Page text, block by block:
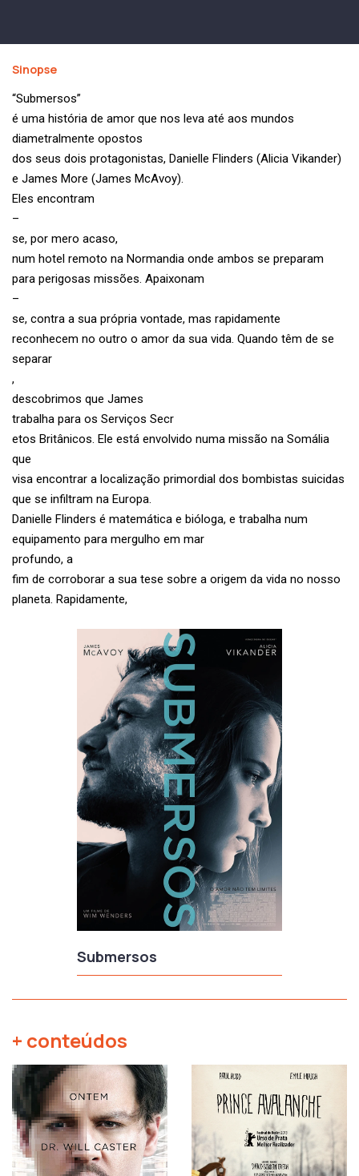
Submersos
Sinopse
“Submersos”
é uma história de amor que nos leva até aos mundos
diametralmente opostos
dos seus dois protagonistas, Danielle Flinders (Alicia Vikander)
e James More (James McAvoy).
Eles encontram
–
se, por mero acaso,
num hotel remoto na Normandia onde ambos se preparam
para perigosas missões. Apaixonam
–
se, contra a sua própria vontade, mas rapidamente
reconhecem no outro o amor da sua vida. Quando têm de se
separar
,
descobrimos que James
trabalha para os Serviços Secr
etos Britânicos. Ele está envolvido numa missão na Somália
que
visa encontrar a localização primordial dos bombistas suicidas
que se infiltram na Europa.
Danielle Flinders é matemática e bióloga, e trabalha num
equipamento para mergulho em mar
profundo, a
fim de corroborar a sua tese sobre a origem da vida no nosso
planeta. Rapidamente,
+ conteúdos